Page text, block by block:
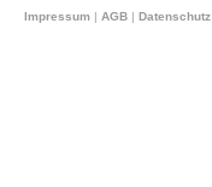
Impressum | AGB | Datenschutz